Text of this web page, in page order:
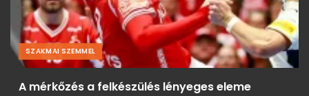
SZAKMAI SZEMMEL
A mérkőzés a felkészülés lényeges eleme